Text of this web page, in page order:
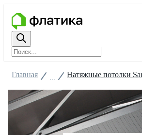
Главная Натяжные потолки